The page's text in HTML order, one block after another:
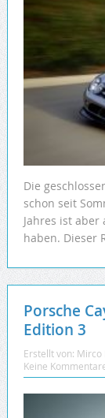
Die
schon seit
Jahres ist aber
haben. Dieser
Porsche
Edition 3
Erstellt von: Mirco
Keine